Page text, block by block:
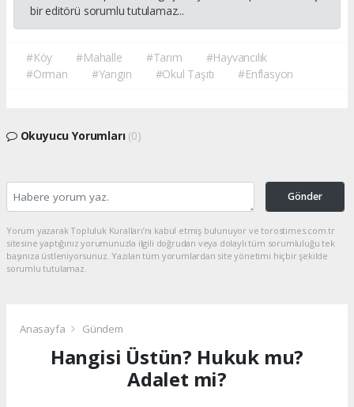
bir editörü sorumlu tutulamaz...
#Köy #Mahalle #Tarım
#Hayvancılık
#Orman
#Yangın #Okul Taşıtı #Enflasyon
Okuyucu Yorumları (0)
Gönder
Yorum yazarak Topluluk Kuralları’nı kabul etmiş bulunuyor ve torostimes.com.tr
sitesine yaptığınız yorumunuzla ilgili doğrudan veya dolaylı tüm sorumluluğu tek
başınıza üstleniyorsunuz. Yazılan tüm yorumlardan site yönetimi hiçbir şekilde
sorumlu tutulamaz.
Anasayfa Gündem
Hangisi Üstün? Hukuk mu?
Adalet mi?